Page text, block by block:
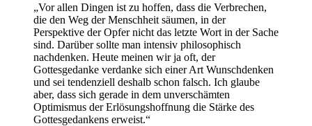
„Vor allen Dingen ist zu hoffen, dass die Verbrechen,
die den Weg der Menschheit säumen, in der
Perspektive der Opfer nicht das letzte Wort in der Sache
sind. Darüber sollte man intensiv philosophisch
nachdenken. Heute meinen wir ja oft, der
Gottesgedanke verdanke sich einer Art Wunschdenken
und sei tendenziell deshalb schon falsch. Ich glaube
aber, dass sich gerade in dem unverschämten
Optimismus der Erlösungshoffnung die Stärke des
Gottesgedankens erweist.“